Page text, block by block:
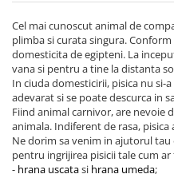
Cel mai cunoscut animal de
plimba si curata singura.
domesticita de egipteni. La
vana si pentru a tine la distanta
In ciuda domesticirii, pisica nu
adevarat si se poate descurca in
Fiind animal carnivor, are nevoie
animala. Indiferent de rasa, pisica
Ne dorim sa venim in ajutorul
pentru ingrijirea pisicii tale cum ar
- hrana uscatasi hrana umeda;